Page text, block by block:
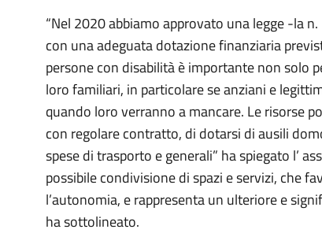
“Nel 2020 abbiamo approvato una legge -la
con una adeguata dotazione finanziaria
persone con disabilità è importante non solo
loro familiari, in particolare se anziani e
quando loro verranno a mancare. Le risorse
con regolare contratto, di dotarsi di ausili
spese di trasporto e generali” ha spiegato l’
possibile condivisione di spazi e servizi, che
l’autonomia, e rappresenta un ulteriore e
ha sottolineato.